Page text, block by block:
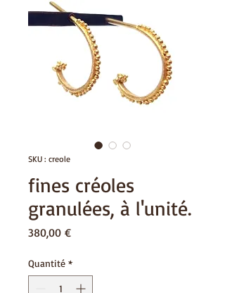
SKU : creole
fines créoles
granulées, à l'unité.
380,00 €Prix
Quantité *